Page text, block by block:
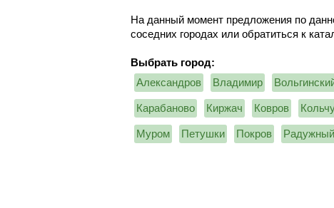
На данный момент предложения по
соседних городах или обратиться к
Выбрать город:
Александров
Владимир
Карабаново Киржач Ковров
Муром Петушки Покров Радужный